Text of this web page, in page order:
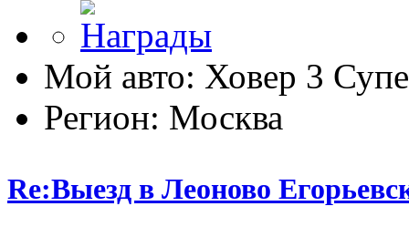
Мой авто: Ховер 3
Регион: Москва
Re:Выезд в Леоново